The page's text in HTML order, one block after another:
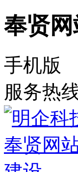
奉贤
手机版
服务热